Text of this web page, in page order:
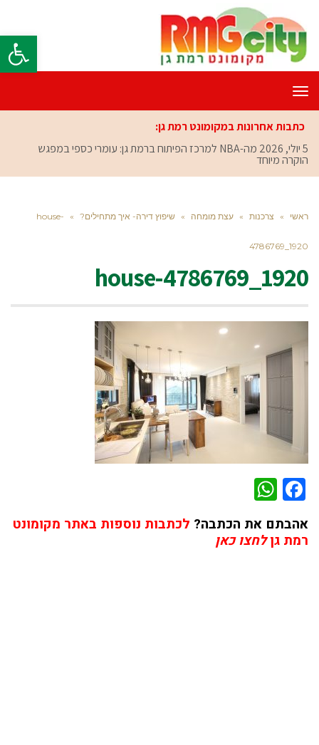
פתח
תפריט
כתבות אחרונות במקומונט רמת גן:
5 יולי, 2026
מה-NBA למרכז הפיתוח ברמת גן: עומרי כספי במפגש
הוקרה מיוחד
ראשי » צרכנות » עצת מומחה » שיפוץ דירה- איך מתחילים? »
house-
4786769_1920
house-4786769_1920
Facebook
אהבתם את הכתבה? לכתבות נוספות באתר מקומונט
רמת גןלחצו כאן